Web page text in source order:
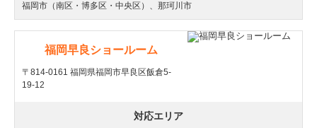
福岡市（南区・博多区・中央区）、那珂川市
福岡早良ショールーム
〒814-0161 福岡県福岡市早良区飯倉5-
19-12
対応エリア